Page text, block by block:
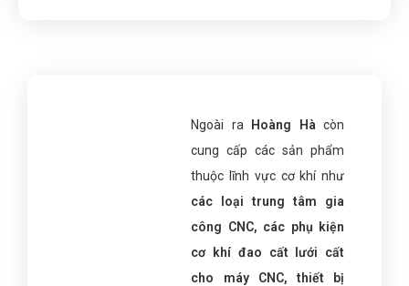
Ngoài ra Hoàng Hà còn
cung cấp các sản phẩm
thuộc lĩnh vực cơ khí như
các loại trung tâm gia
công CNC, các phụ kiện
cơ khí đao cất lưới cất
cho máy CNC, thiết bị